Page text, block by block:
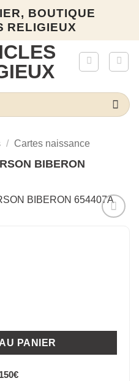
BOUTIQUE
RELIGIEUX
/ Cartes naissance
BIBERON
OURSON BIBERON 654407A
PANIER
150€